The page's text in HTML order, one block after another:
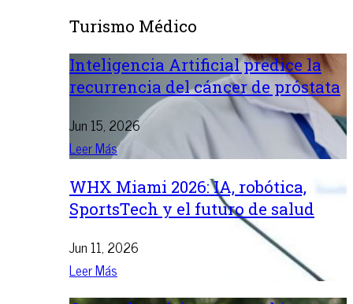
Turismo Médico
Inteligencia Artificial predice la
recurrencia del cáncer de próstata
Jun 15, 2026
Leer Más
WHX Miami 2026: IA, robótica,
SportsTech y el futuro de salud
Jun 11, 2026
Leer Más